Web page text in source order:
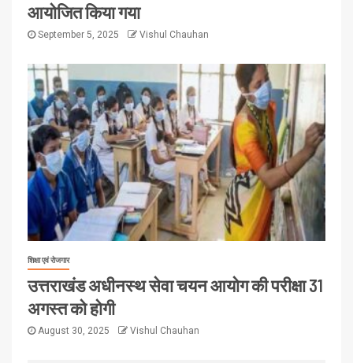
आयोजित किया गया
September 5, 2025 Vishul Chauhan
शिक्षा एवं रोजगार
उत्तराखंड अधीनस्थ सेवा चयन आयोग की परीक्षा 31
अगस्त को होगी
August 30, 2025 Vishul Chauhan